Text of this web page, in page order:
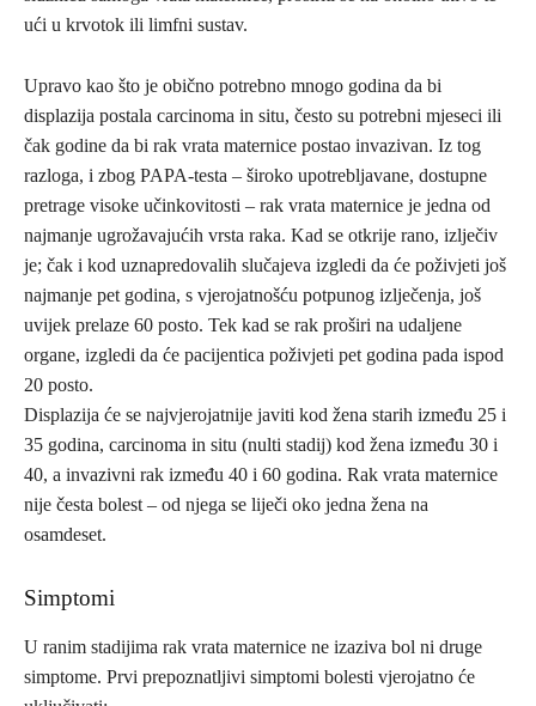
ući u krvotok ili limfni sustav.
Upravo kao što je obično potrebno mnogo godina da bi
displazija postala carcinoma in situ, često su potrebni mjeseci ili
čak godine da bi rak vrata maternice postao invazivan. Iz tog
razloga, i zbog PAPA-testa – široko upotrebljavane, dostupne
pretrage visoke učinkovitosti – rak vrata maternice je jedna od
najmanje ugrožavajućih vrsta raka. Kad se otkrije rano, izlječiv
je; čak i kod uznapredovalih slučajeva izgledi da će poživjeti još
najmanje pet godina, s vjerojatnošću potpunog izlječenja, još
uvijek prelaze 60 posto. Tek kad se rak proširi na udaljene
organe, izgledi da će pacijentica poživjeti pet godina pada ispod
20 posto.
Displazija će se najvjerojatnije javiti kod žena starih između 25 i
35 godina, carcinoma in situ (nulti stadij) kod žena između 30 i
40, a invazivni rak između 40 i 60 godina. Rak vrata maternice
nije česta bolest – od njega se liječi oko jedna žena na
osamdeset.
Simptomi
U ranim stadijima rak vrata maternice ne izaziva bol ni druge
simptome. Prvi prepoznatljivi simptomi bolesti vjerojatno će